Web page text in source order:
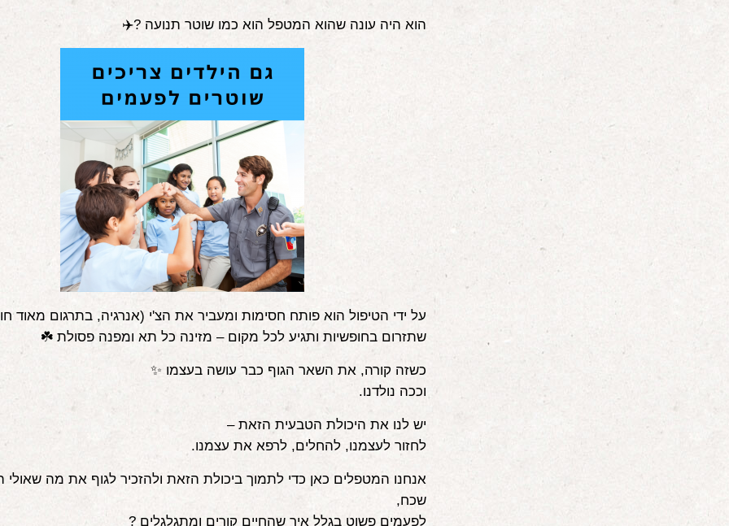
הוא היה עונה שהוא המטפל הוא כמו שוטר תנועה ?‍✈️
על ידי הטיפול הוא פותח חסימות ומעביר את הצ'י (אנרגיה, בתרגום מאוד
שתזרום בחופשיות ותגיע לכל מקום – מזינה כל תא ומפנה פסולת ☘️
כשזה קורה, את השאר הגוף כבר עושה בעצמו ✨
וככה נולדנו.
יש לנו את היכולת הטבעית הזאת –
לחזור לעצמנו, להחלים, לרפא את עצמנו.
אנחנו המטפלים כאן כדי לתמוך ביכולת הזאת ולהזכיר לגוף את מה שאולי
שכח,
לפעמים פשוט בגלל איך שהחיים קורים ומתגלגלים ?